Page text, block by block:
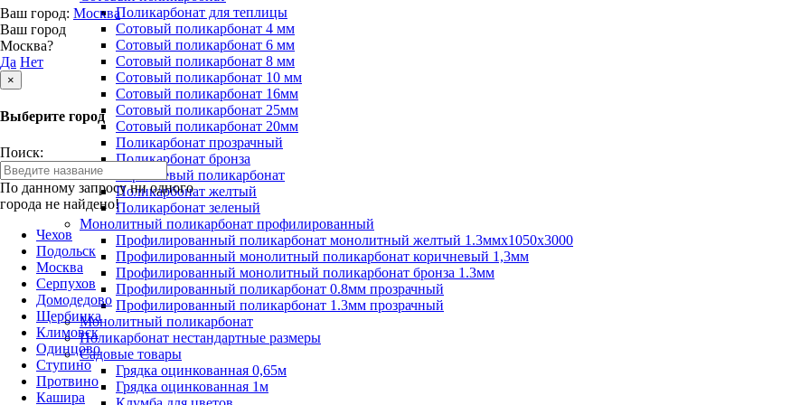
Ваш город: Москва
Ваш город
Москва?
Да Нет
×
Выберите город
Поиск:
По данному запросу ни одного
города не найдено!
Чехов
Подольск
Москва
Серпухов
Домодедово
Щербинка
Климовск
Одинцово
Ступино
Протвино
Кашира
Поликарбонат для теплицы
Сотовый поликарбонат 4 мм
Сотовый поликарбонат 6 мм
Сотовый поликарбонат 8 мм
Сотовый поликарбонат 10 мм
Сотовый поликарбонат 16мм
Сотовый поликарбонат 25мм
Сотовый поликарбонат 20мм
Поликарбонат прозрачный
Поликарбонат бронза
Коричневый поликарбонат
Поликарбонат желтый
Поликарбонат зеленый
Монолитный поликарбонат профилированный
Профилированный поликарбонат монолитный желтый 1.3ммх1050х3000
Профилированный монолитный поликарбонат коричневый 1,3мм
Профилированный монолитный поликарбонат бронза 1.3мм
Профилированный поликарбонат 0.8мм прозрачный
Профилированный поликарбонат 1.3мм прозрачный
Монолитный поликарбонат
Поликарбонат нестандартные размеры
Садовые товары
Грядка оцинкованная 0,65м
Грядка оцинкованная 1м